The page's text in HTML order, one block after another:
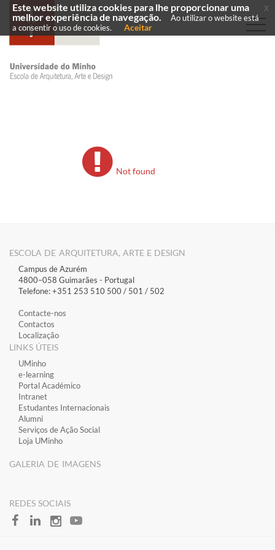
Not found
ESCOLA DE ARQUITETURA, ARTE E DESIGN
Campus de Azurém
4800–058 Guimarães​ - Portugal
Telefone: +351 253 510 500 / 501 / 502
Contacte-nos
Contactos
Localização
LINKS ÚTEIS
​UMinho
​e-learning
​Portal Académico
​Intranet
Estudantes Inter​​nacionais
Alumni
Serviços de Ação Social
Loja UMinho
GALERIA DE IMAGENS
​REDES SOCIAIS
Este website utiliza cookies para lhe proporcionar uma
melhor experiência de navegação.
Ao utilizar o website está
a consentir o uso de cookies.
Aceitar
x